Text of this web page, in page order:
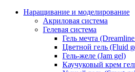
Наращивание и моделирование
Акриловая система
Гелевая система
Гель мечта
Цветной гель (Fluid
Гель-желе (Jam gel)
Каучуковый крем